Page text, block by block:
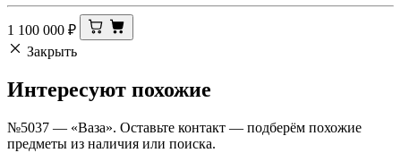
1 100 000 ₽
Закрыть
Интересуют похожие
№5037 — «Ваза». Оставьте контакт — подберём похожие
предметы из наличия или поиска.